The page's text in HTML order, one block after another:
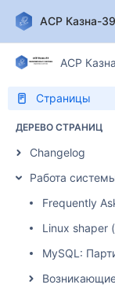
АСР Казна-39
АСР
Страницы
ДЕРЕВО СТРАНИЦ
Changelog
Работа
Frequently
Linux shaper
MySQL: